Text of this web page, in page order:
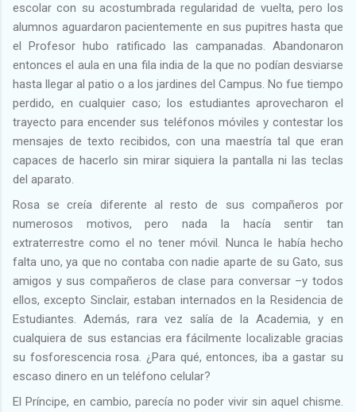
escolar con su acostumbrada regularidad de vuelta, pero los
alumnos aguardaron pacientemente en sus pupitres hasta que
el Profesor hubo ratificado las campanadas. Abandonaron
entonces el aula en una fila india de la que no podían desviarse
hasta llegar al patio o a los jardines del Campus. No fue tiempo
perdido, en cualquier caso; los estudiantes aprovecharon el
trayecto para encender sus teléfonos móviles y contestar los
mensajes de texto recibidos, con una maestría tal que eran
capaces de hacerlo sin mirar siquiera la pantalla ni las teclas
del aparato.
Rosa se creía diferente al resto de sus compañeros por
numerosos motivos, pero nada la hacía sentir tan
extraterrestre como el no tener móvil. Nunca le había hecho
falta uno, ya que no contaba con nadie aparte de su Gato, sus
amigos y sus compañeros de clase para conversar –y todos
ellos, excepto Sinclair, estaban internados en la Residencia de
Estudiantes. Además, rara vez salía de la Academia, y en
cualquiera de sus estancias era fácilmente localizable gracias
su fosforescencia rosa. ¿Para qué, entonces, iba a gastar su
escaso dinero en un teléfono celular?
El Príncipe, en cambio, parecía no poder vivir sin aquel chisme.